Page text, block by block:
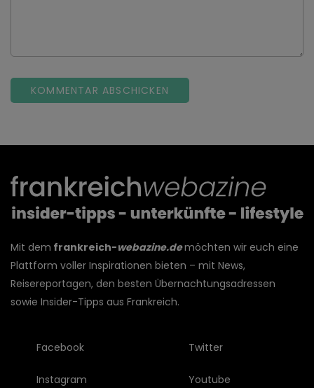
Mit dem frankreich-webazine.demöchten wir euch eine
Plattform voller Inspirationen bieten – mit News,
Reisereportagen, den besten Übernachtungsadressen
sowie Insider-Tipps aus Frankreich.
Facebook
Instagram
Twitter
Youtube